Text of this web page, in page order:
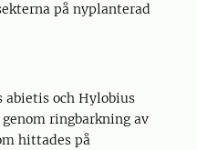
på nyplanterad
abietis och Hylobius
ringbarkning av
hittades på